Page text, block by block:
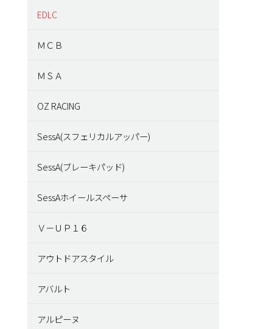
EDLC
ＭＣＢ
ＭＳＡ
OZ RACING
SessA(スフェリカルアッパー)
SessA(ブレーキパッド)
SessAホイールスペーサ
Ｖ－ＵＰ１６
アウトドアスタイル
アバルト
アルピーヌ